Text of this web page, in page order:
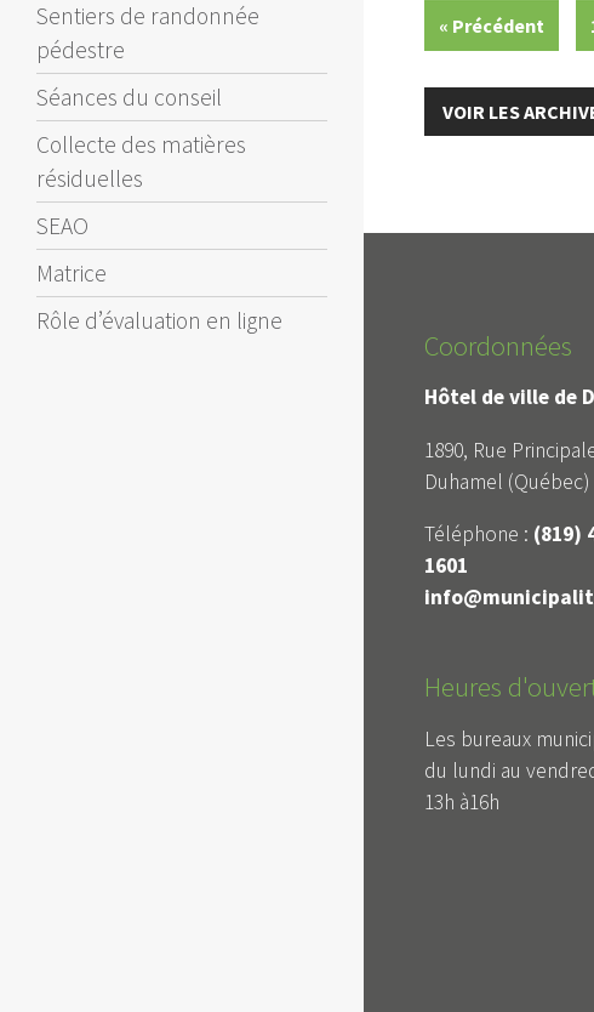
Sentiers de randonnée
pédestre
Séances du conseil
Collecte des matières
résiduelles
SEAO
Matrice
Rôle d’évaluation en ligne
« Précédent
VOIR LES
Coordonnées
Hôtel de ville de
1890, Rue
Duhamel (Québec)
Téléphone : (819)
1601
Heures
Les bureaux
du lundi au
13h à16h